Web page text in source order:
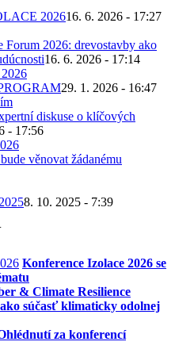
202616. 6. 2026 - 17:27
Forum 2026: drevostavby ako
16. 6. 2026 - 17:14
29. 1. 2026 - 16:47
diskuse o klíčových
- 17:56
věnovat žádanému
8. 10. 2025 - 7:39
Konference Izolace 2026 se
& Climate Resilience
súčasť klimaticky odolnej
za konferencí